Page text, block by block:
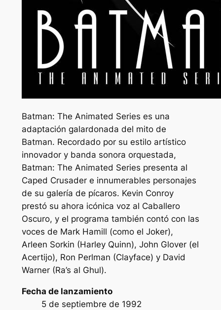
Batman: The Animated Series es una
adaptación galardonada del mito de
Batman. Recordado por su estilo artístico
innovador y banda sonora orquestada,
Batman: The Animated Series presenta al
Caped Crusader e innumerables personajes
de su galería de pícaros. Kevin Conroy
prestó su ahora icónica voz al Caballero
Oscuro, y el programa también contó con las
voces de Mark Hamill (como el Joker),
Arleen Sorkin (Harley Quinn), John Glover (el
Acertijo), Ron Perlman (Clayface) y David
Warner (Ra’s al Ghul).
Fecha de lanzamiento
5 de septiembre de 1992